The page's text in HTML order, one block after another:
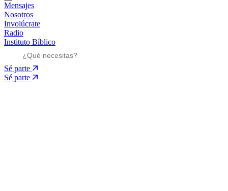
Mensajes
Nosotros
Involúcrate
Radio
Instituto Bíblico
Sé parte
Sé parte